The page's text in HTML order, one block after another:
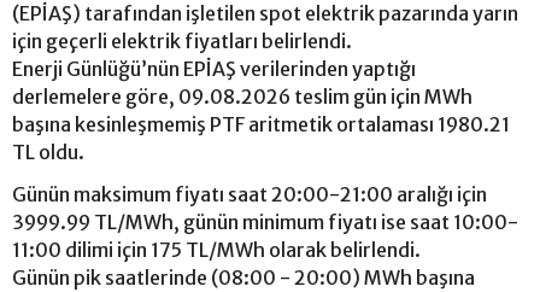
(EPİAŞ) tarafından işletilen spot elektrik pazarında yarın
için geçerli elektrik fiyatları belirlendi.
Enerji Günlüğü’nün EPİAŞ verilerinden yaptığı
derlemelere göre, 09.08.2026 teslim gün için MWh
başına kesinleşmemiş PTF aritmetik ortalaması 1980.21
TL oldu.
Günün maksimum fiyatı saat 20:00-21:00 aralığı için
3999.99 TL/MWh, günün minimum fiyatı ise saat 10:00-
11:00 dilimi için 175 TL/MWh olarak belirlendi.
Günün pik saatlerinde (08:00 - 20:00) MWh başına